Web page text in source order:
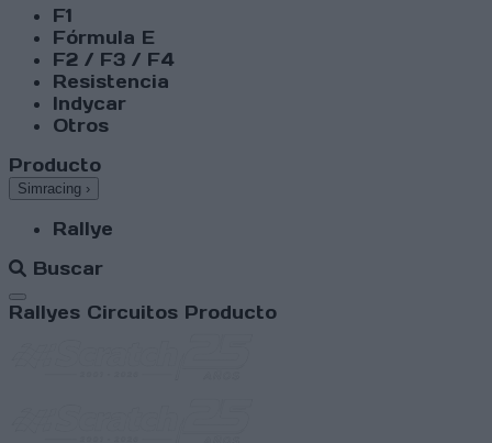
F1
Fórmula E
F2 / F3 / F4
Resistencia
Indycar
Otros
Producto
Simracing ›
Rallye
Buscar
Abrir menú
Rallyes Circuitos Producto